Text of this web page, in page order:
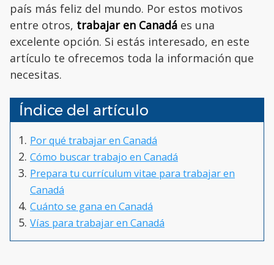
país más feliz del mundo. Por estos motivos
entre otros, trabajar en Canadá es una
excelente opción. Si estás interesado, en este
artículo te ofrecemos toda la información que
necesitas.
Índice del artículo
Por qué trabajar en Canadá
Cómo buscar trabajo en Canadá
Prepara tu currículum vitae para trabajar en
Canadá
Cuánto se gana en Canadá
Vías para trabajar en Canadá